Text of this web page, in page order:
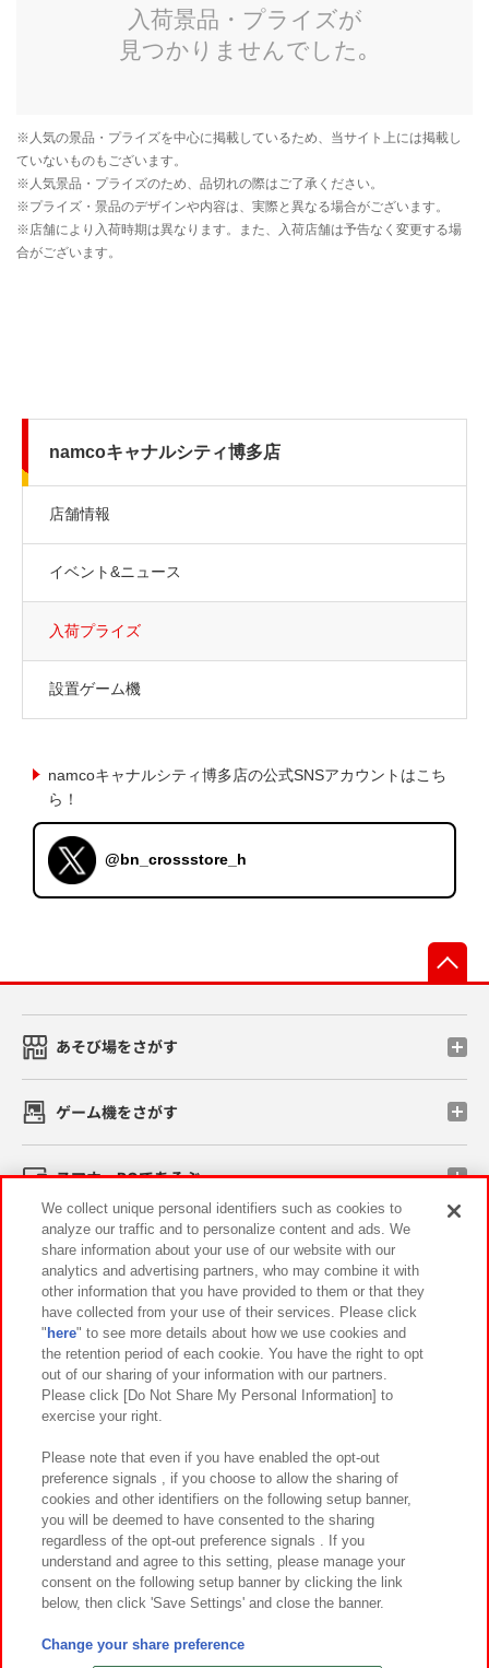
namcoキャナルシティ博多店
店舗情報
イベント&ニュース
入荷プライズ
設置ゲーム機
namcoキャナルシティ博多店の公式SNSアカウントはこち
ら！
@bn_crossstore_h
あそび場をさがす
ゲーム機をさがす
スマホ・PCであそぶ
イベント・キャンペーン
関連会社 サステナビリティ サイトポリシー
プライバシーポリシー ウェブアクセシビリティ方針と検証結果
お取引先さまとともに
カスタマーハラスメント対応方針 よくあるご質問・お問い合わせ
©Bandai Namco Amusement Inc.
©Bandai Namco Amusement Lab Inc.
We collect unique personal identifiers such as cookies to
analyze our traffic and to personalize content and ads. We
share information about your use of our website with our
analytics and advertising partners, who may combine it with
other information that you have provided to them or that they
have collected from your use of their services. Please click
" here" to see more details about how we use cookies and
the retention period of each cookie. You have the right to opt
out of our sharing of your information with our partners.
Please click [Do Not Share My Personal Information] to
exercise your right.
Please note that even if you have enabled the opt-out
preference signals , if you choose to allow the sharing of
cookies and other identifiers on the following setup banner,
you will be deemed to have consented to the sharing
regardless of the opt-out preference signals . If you
understand and agree to this setting, please manage your
consent on the following setup banner by clicking the link
below, then click 'Save Settings' and close the banner.
Change your share preference